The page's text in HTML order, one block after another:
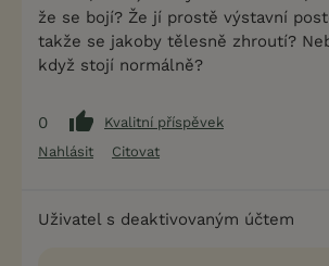
že se bojí? Že jí prostě výstavní
takže se jakoby tělesně zhroutí?
když stojí normálně?
0
Kvalitní příspěvek
Nahlásit
Citovat
Uživatel s deaktivovaným účtem